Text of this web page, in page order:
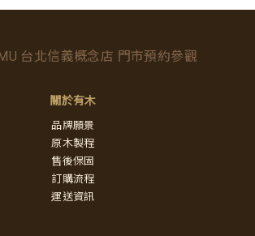
關於有木
品牌願景
原木製程
售後保固
訂購流程
運送資訊